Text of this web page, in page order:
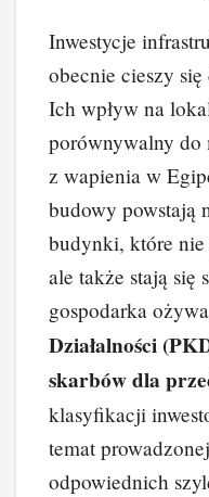
Inwestycje
obecnie cieszy
Ich wpływ na
porównywalny do
z wapienia w
budowy powstają
budynki, które nie
ale także stają się
gospodarka
Działalności
skarbów dla
klasyfikacji
temat
odpowiednich